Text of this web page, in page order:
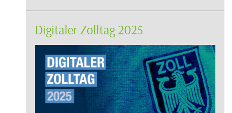
Digitaler Zolltag 2025